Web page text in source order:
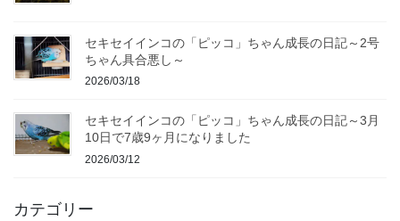
セキセイインコの「ピッコ」ちゃん成長の日記～2号
ちゃん具合悪し～
2026/03/18
セキセイインコの「ピッコ」ちゃん成長の日記～3月
10日で7歳9ヶ月になりました
2026/03/12
カテゴリー